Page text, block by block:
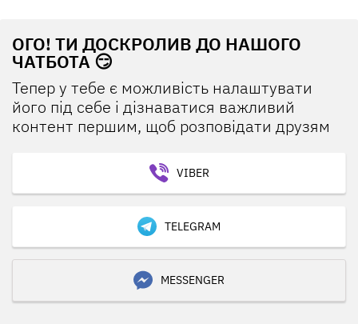
ОГО! ТИ ДОСКРОЛИВ ДО НАШОГО
ЧАТБОТА 😏
Тепер у тебе є можливість налаштувати
його під себе і дізнаватися важливий
контент першим, щоб розповідати друзям
VIBER
TELEGRAM
MESSENGER